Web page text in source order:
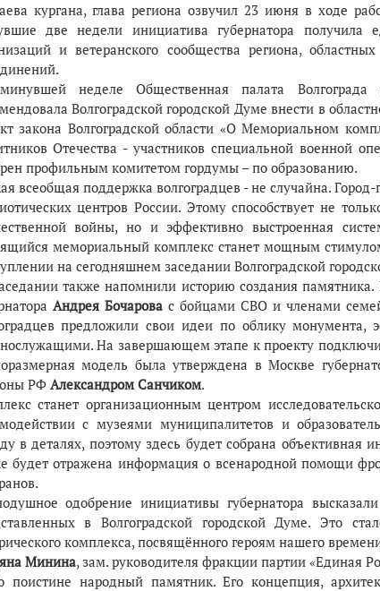
кургана, глава региона озвучил 23 июня в ходе
две недели инициатива губернатора
и ветеранского сообщества региона,
неделе Общественная палата
Волгоградской городской Думе внести в
закона Волгоградской области «О Мемориальном
Отечества - участников специальной военной
профильным комитетом гордумы – по образованию.
всеобщая поддержка волгоградцев - не случайна.
центров России. Этому способствует не
войны, но и эффективно выстроенная
мемориальный комплекс станет мощным
на сегодняшнем заседании Волгоградской
также напомнили историю создания
Андрея Бочарова с бойцами СВО и членами
предложили свои идеи по облику монумента,
На завершающем этапе к проекту
модель была утверждена в Москве
РФ Александром Санчиком.
станет организационным центром
с музеями муниципалитетов и
в деталях, поэтому здесь будет собрана
будет отражена информация о всенародной помощи
одобрение инициативы губернатора
в Волгоградской городской Думе. Это
комплекса, посвящённого героям нашего
Минина, зам. руководителя фракции партии «Единая
поистине народный памятник. Его концепция,